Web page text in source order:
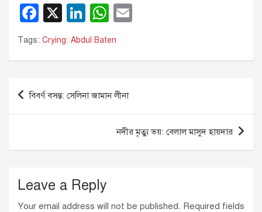
F
a
c
e
b
o
k
X
Li
n
k
e
dI
n
W
at
s
A
p
p
Tags: Crying: Abdul Baten
Post
navigation
বিবর্ণ বসন্ত: সেলিনা জামান লীনা
নদীর মৃত্যু ভয়: বেলাল মাসুদ হায়দার
Leave a Reply
Your email address will not be published. Required fields